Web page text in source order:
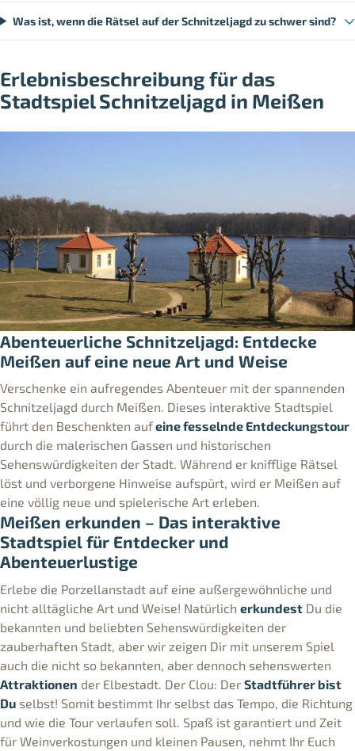
Was ist, wenn die Rätsel auf der Schnitzeljagd zu schwer sind?
Erlebnisbeschreibung für das
Stadtspiel Schnitzeljagd in Meißen
Abenteuerliche Schnitzeljagd: Entdecke
Meißen auf eine neue Art und Weise
Verschenke ein aufregendes Abenteuer mit der spannenden
Schnitzeljagd durch Meißen. Dieses interaktive Stadtspiel
führt den Beschenkten aufeine fesselnde Entdeckungstour
durch die malerischen Gassen und historischen
Sehenswürdigkeiten der Stadt. Während er knifflige Rätsel
löst und verborgene Hinweise aufspürt, wird er Meißen auf
eine völlig neue und spielerische Art erleben.
Meißen erkunden – Das interaktive
Stadtspiel für Entdecker und
Abenteuerlustige
Erlebe die Porzellanstadt auf eine außergewöhnliche und
nicht alltägliche Art und Weise! Natürlich erkundest Du die
bekannten und beliebten Sehenswürdigkeiten der
zauberhaften Stadt, aber wir zeigen Dir mit unserem Spiel
auch die nicht so bekannten, aber dennoch sehenswerten
Attraktionen der Elbestadt. Der Clou: Der Stadtführer bist
Du selbst! Somit bestimmt Ihr selbst das Tempo, die Richtung
und wie die Tour verlaufen soll. Spaß ist garantiert und Zeit
für Weinverkostungen und kleinen Pausen, nehmt Ihr Euch